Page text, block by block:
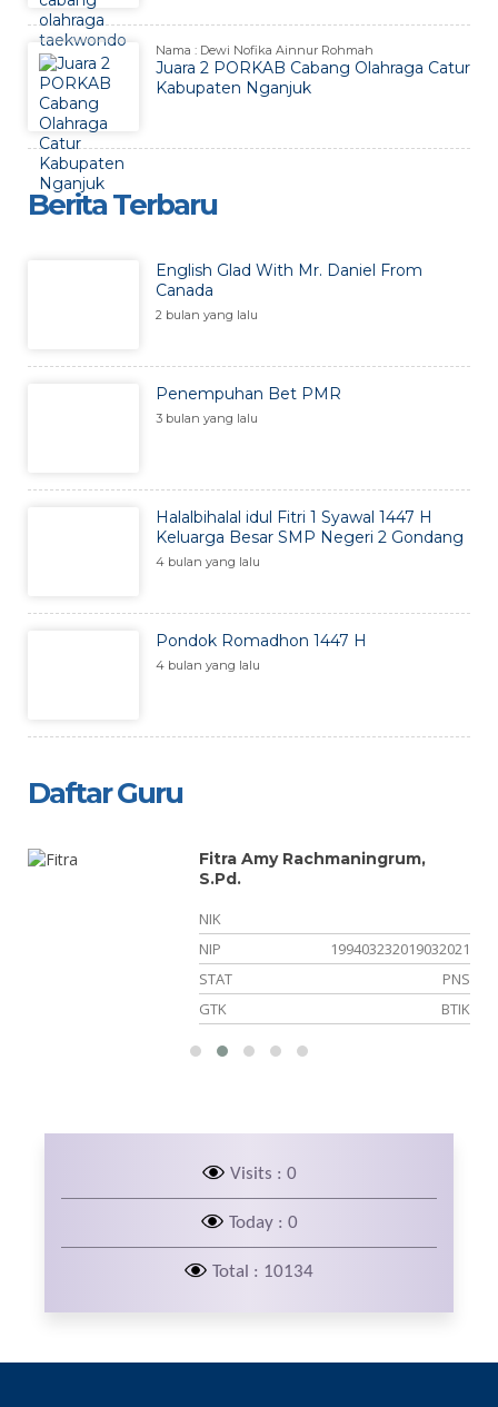
Nama : Dewi Nofika Ainnur Rohmah
Juara 2 PORKAB Cabang Olahraga Catur
Kabupaten Nganjuk
Berita Terbaru
English Glad With Mr. Daniel From
Canada
2 bulan yang lalu
Penempuhan Bet PMR
3 bulan yang lalu
Halalbihalal idul Fitri 1 Syawal 1447 H
Keluarga Besar SMP Negeri 2 Gondang
4 bulan yang lalu
Pondok Romadhon 1447 H
4 bulan yang lalu
Daftar Guru
Fitra Amy Rachmaningrum,
S.Pd.
NIK
NIP
199403232019032021
STAT
PNS
GTK
BTIK
Visits : 0
Today : 0
Total : 10134